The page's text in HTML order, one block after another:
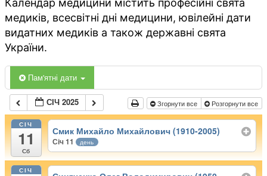
Календар медицини містить професійні свята
медиків, всесвітні дні медицини, ювілейні дати
видатних медиків а також державні свята
України.
Пам'ятні дати
СІЧ 2025 Згорнути все Розгорнути все
СІЧ
11
Сб
Смик Михайло Михайлович (1910-2005)
Січ 11 день
СІЧ